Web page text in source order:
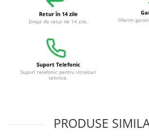
Retur în 14 zile
Drept de retur de 14 zile.
Oferim
Suport Telefonic
Suport telefonic pentru intrebari
tehnice.
PRODUSE